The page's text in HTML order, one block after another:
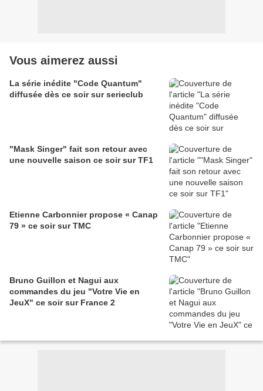
Vous aimerez aussi
La série inédite "Code Quantum"
diffusée dès ce soir sur serieclub
"Mask Singer" fait son retour avec
une nouvelle saison ce soir sur TF1
Etienne Carbonnier propose « Canap
79 » ce soir sur TMC
Bruno Guillon et Nagui aux
commandes du jeu "Votre Vie en
JeuX" ce soir sur France 2